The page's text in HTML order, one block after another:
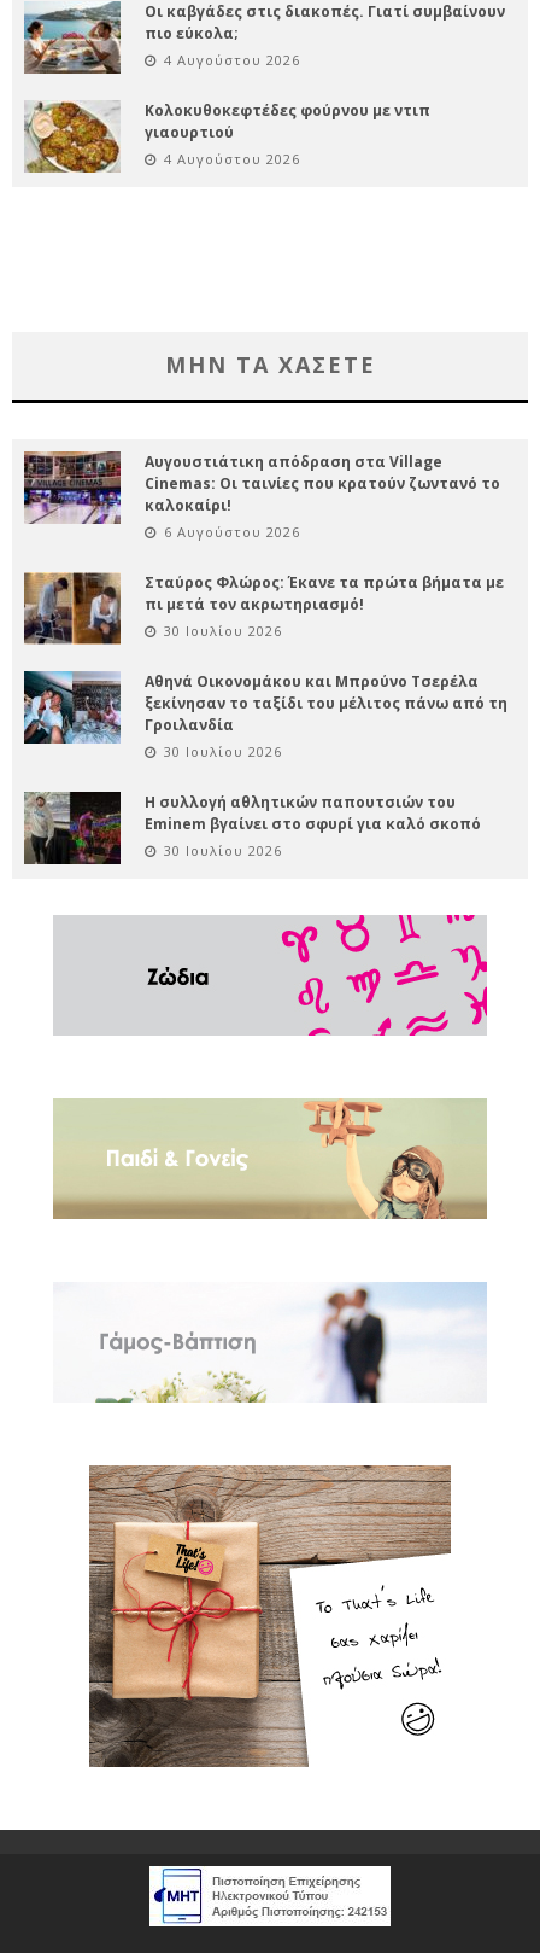
Οι καβγάδες στις διακοπές. Γιατί συμβαίνουν
πιο εύκολα;
4 Αυγούστου 2026
Κολοκυθοκεφτέδες φούρνου με ντιπ
γιαουρτιού
4 Αυγούστου 2026
ΜΗΝ ΤΑ ΧΑΣΕΤΕ
Αυγουστιάτικη απόδραση στα Village
Cinemas: Οι ταινίες που κρατούν ζωντανό το
καλοκαίρι!
6 Αυγούστου 2026
Σταύρος Φλώρος: Έκανε τα πρώτα βήματα με
πι μετά τον ακρωτηριασμό!
30 Ιουλίου 2026
Αθηνά Οικονομάκου και Μπρούνο Τσερέλα
ξεκίνησαν το ταξίδι του μέλιτος πάνω από τη
Γροιλανδία
30 Ιουλίου 2026
Η συλλογή αθλητικών παπουτσιών του
Eminem βγαίνει στο σφυρί για καλό σκοπό
30 Ιουλίου 2026